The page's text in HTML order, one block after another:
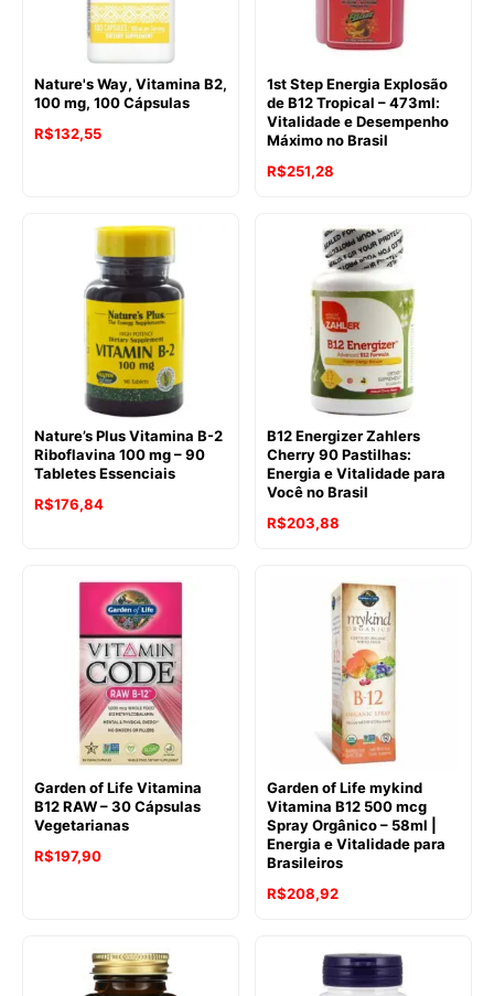
Nature's Way, Vitamina B2,
100 mg, 100 Cápsulas
R$132,55
1st Step Energia Explosão
de B12 Tropical – 473ml:
Vitalidade e Desempenho
Máximo no Brasil
R$251,28
Nature’s Plus Vitamina B-2
Riboflavina 100 mg – 90
Tabletes Essenciais
R$176,84
B12 Energizer Zahlers
Cherry 90 Pastilhas:
Energia e Vitalidade para
Você no Brasil
R$203,88
Garden of Life Vitamina
B12 RAW – 30 Cápsulas
Vegetarianas
R$197,90
Garden of Life mykind
Vitamina B12 500 mcg
Spray Orgânico – 58ml |
Energia e Vitalidade para
Brasileiros
R$208,92